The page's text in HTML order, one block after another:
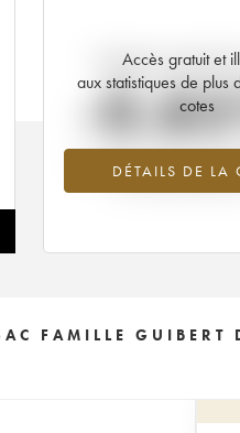
Accès gratuit et
aux statistiques de
cotes
DÉTAILS DE LA
Tendance actuelle
-
Tendance à la baisse du
en 2026 par rapport
FAMILLE GUIBERT